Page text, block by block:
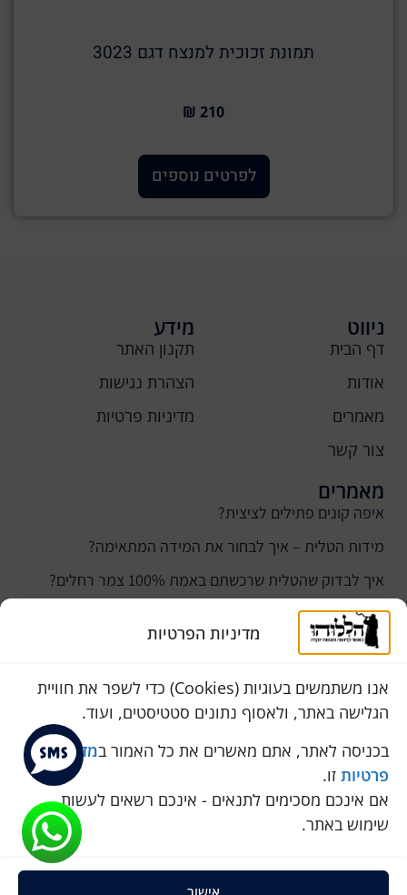
מדיניות הפרטיות
אנו משתמשים בעוגיות (Cookies) כדי לשפר את חוויית
הגלישה באתר, ולאסוף נתונים סטטיסטים, ועוד.
בכניסה לאתר, אתם מאשרים את כל האמור במדיניות
פרטיות זו.
אם אינכם מסכימים לתנאים - אינכם רשאים לעשות
שימוש באתר.
אישור
תמונת זכוכית למנצח דגם 3023
210 ₪
לפרטים נוספים
ניווט
דף הבית
אודות
מאמרים
צור קשר
מידע
תקנון האתר
הצהרת נגישות
מדיניות פרטיות
מאמרים
איפה קונים פתילים לציצית?
מידות הטלית – איך לבחור את המידה המתאימה?
איך לבדוק שהטלית שרכשתם באמת 100% צמר רחלים?
למה נהוג לקנות טלית לחתן ביום חתונתו?
כמה עולה טלית לחתן
סוגי טליתות
שירות לקוחות
050-774-8845
הכחול 10 א.ת, כנות
pini.mixum@gmail.com